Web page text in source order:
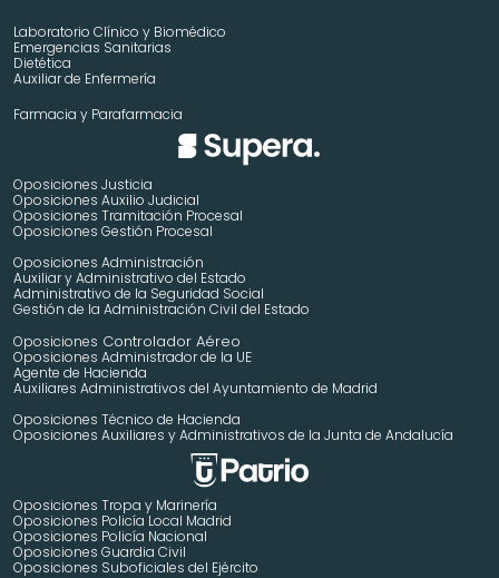
Laboratorio Clínico y Biomédico
Emergencias Sanitarias
Dietética
Auxiliar de Enfermería
Farmacia y Parafarmacia
Oposiciones Justicia
Oposiciones Auxilio Judicial
Oposiciones Tramitación Procesal
Oposiciones Gestión Procesal
Oposiciones Administración
Auxiliar y Administrativo del Estado
Administrativo de la Seguridad Social
Gestión de la Administración Civil del Estado
Oposiciones Controlador Aéreo
Oposiciones Administrador de la UE
Agente de Hacienda
Auxiliares Administrativos del Ayuntamiento de Madrid
Oposiciones Técnico de Hacienda
Oposiciones Auxiliares y Administrativos de la Junta de Andalucía
Oposiciones Tropa y Marinería
Oposiciones Policía Local Madrid
Oposiciones Policía Nacional
Oposiciones Guardia Civil
Oposiciones Suboficiales del Ejército